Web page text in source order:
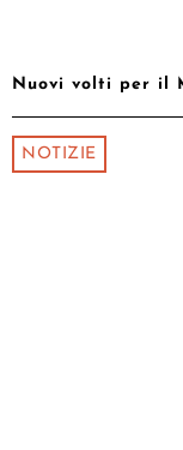
Nuovi volti per il
NOTIZIE